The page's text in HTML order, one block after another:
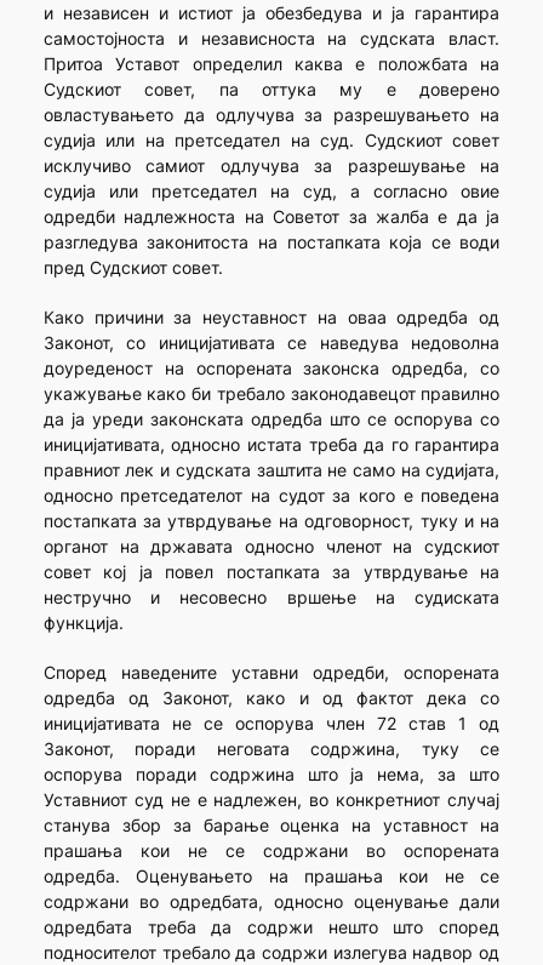
и независен и истиот ја обезбедува и ја гарантира
самостојноста и независноста на судската власт.
Притоа Уставот определил каква е положбата на
Судскиот совет, па оттука му е доверено
овластувањето да одлучува за разрешувањето на
судија или на претседател на суд. Судскиот совет
исклучиво самиот одлучува за разрешување на
судија или претседател на суд, а согласно овие
одредби надлежноста на Советот за жалба е да ја
разгледува законитоста на постапката која се води
пред Судскиот совет.
Како причини за неуставност на оваа одредба од
Законот, со иницијативата се наведува недоволна
доуреденост на оспорената законска одредба, со
укажување како би требало законодавецот правилно
да ја уреди законската одредба што се оспорува со
иницијативата, односно истата треба да го гарантира
правниот лек и судската заштита не само на судијата,
односно претседателот на судот за кого е поведена
постапката за утврдување на одговорност, туку и на
органот на државата односно членот на судскиот
совет кој ја повел постапката за утврдување на
нестручно и несовесно вршење на судиската
функција.
Според наведените уставни одредби, оспорената
одредба од Законот, како и од фактот дека со
иницијативата не се оспорува член 72 став 1 од
Законот, поради неговата содржина, туку се
оспорува поради содржина што ја нема, за што
Уставниот суд не е надлежен, во конкретниот случај
станува збор за барање оценка на уставност на
прашања кои не се содржани во оспорената
одредба. Оценувањето на прашања кои не се
содржани во одредбата, односно оценување дали
одредбата треба да содржи нешто што според
подносителот требало да содржи излегува надвор од